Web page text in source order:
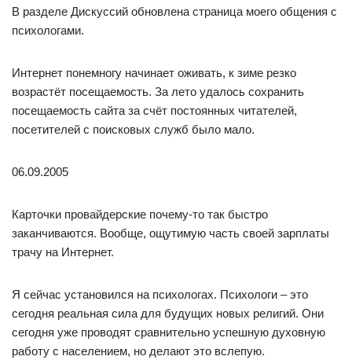
В разделе Дискуссий обновлена страница моего общения с
психологами.
Интернет понемногу начинает оживать, к зиме резко
возрастёт посещаемость. За лето удалось сохранить
посещаемость сайта за счёт постоянных читателей,
посетителей с поисковых служб было мало.
06.09.2005
Карточки провайдерские почему-то так быстро
заканчиваются. Вообще, ощутимую часть своей зарплаты
трачу на Интернет.
Я сейчас установился на психологах. Психологи – это
сегодня реальная сила для будущих новых религий. Они
сегодня уже проводят сравнительно успешную духовную
работу с населением, но делают это вслепую.